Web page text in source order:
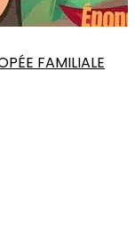
FAMILIALE